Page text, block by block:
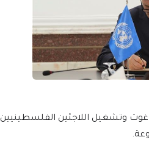
غوث وتشغيل اللاجئين الفلسطينيين